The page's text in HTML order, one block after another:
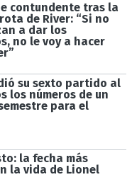
contundente tras la
de River: “Si no
a dar los
no le voy a hacer
su sexto partido al
los números de un
para el
la fecha más
la vida de Lionel